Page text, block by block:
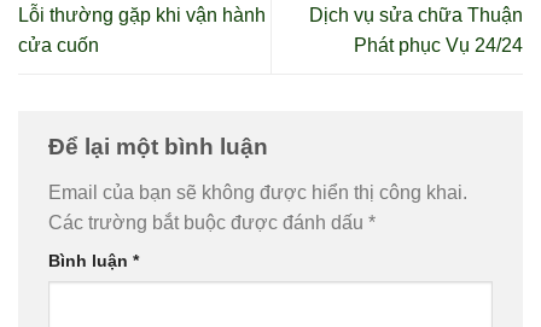
Lỗi thường gặp khi vận hành
cửa cuốn
Dịch vụ sửa chữa Thuận
Phát phục Vụ 24/24
Để lại một bình luận
Email của bạn sẽ không được hiển thị công khai.
Các trường bắt buộc được đánh dấu *
Bình luận *